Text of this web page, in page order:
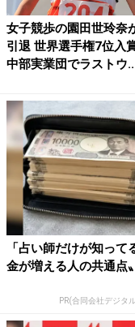
女子競歩の園田世玲奈
引退 世界選手権7位入
中部実業団でラストウ
「占い師だけが知って
金が増える人の共通点
PR(合同会社デジタ